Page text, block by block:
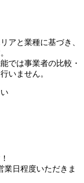
アと業種に基づき、
では事業者の比較・
いません。
業日程度いただきま